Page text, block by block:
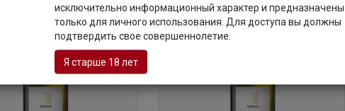
исключительно информационный характер и предназначены
только для личного использования. Для доступа вы должны
подтвердить свое совершеннолетие.
Я старше 18 лет